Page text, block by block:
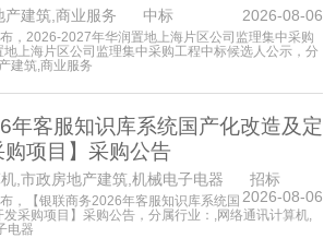
产建筑,商业服务 中标 2026-08-06
，2026-2027年华润置地上海片区公司监理集中采购
上海片区公司监理集中采购工程中标候选人公示，分
建筑,商业服务
年客服知识库系统国产化改造及定
项目】采购公告
机,市政房地产建筑,机械电子电器 招标
2026-08-06
，【银联商务2026年客服知识库系统国
采购项目】采购公告，分属行业：,网络通讯计算机,
电器